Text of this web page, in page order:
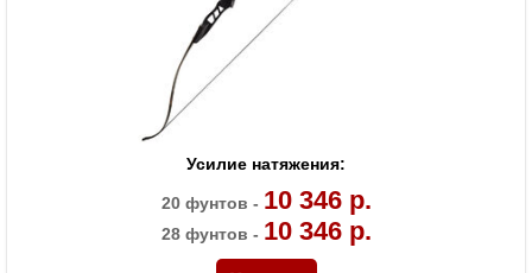
Усилие натяжения:
20 фунтов - 10 346 р.
28 фунтов - 10 346 р.